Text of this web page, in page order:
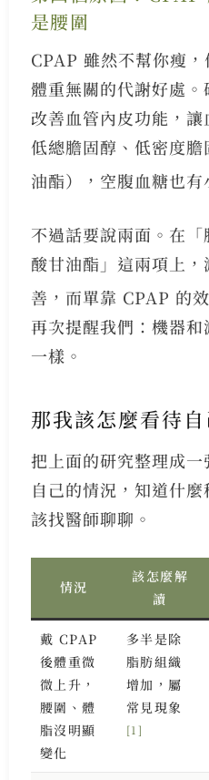
是腰圍
CPAP 雖然不幫你瘦
體重無關的代謝好處
改善血管內皮功能，
低總膽固醇、低密度
油酯），空腹血糖也有
不過話要說兩面。在
酸甘油酯」這兩項上
善，而單靠 CPAP 的
再次提醒我們：機器
一樣。
那我該怎麼看待
把上面的研究整理成
自己的情況，知道什
該找醫師聊聊。
情況
該怎麼解
讀
戴 CPAP
後體重微
微上升，
腰圍、體
脂沒明顯
變化
多半是除
脂肪組織
增加，屬
常見現象
[1]